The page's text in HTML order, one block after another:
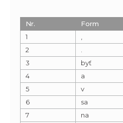
Nr. Form
1
2
3
byť
4
a
5
v
6
sa
7
na